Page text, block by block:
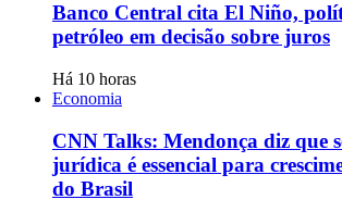
Banco Central cita El Niño,
petróleo em decisão sobre juros
Há 10 horas
Economia
CNN Talks: Mendonça diz que
jurídica é essencial para
do Brasil